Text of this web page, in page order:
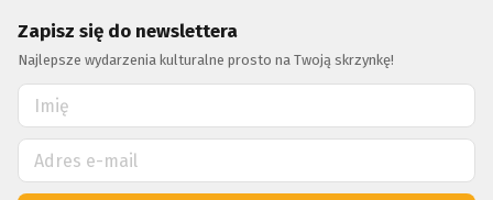
Zapisz się do newslettera
Najlepsze wydarzenia kulturalne prosto na Twoją skrzynkę!